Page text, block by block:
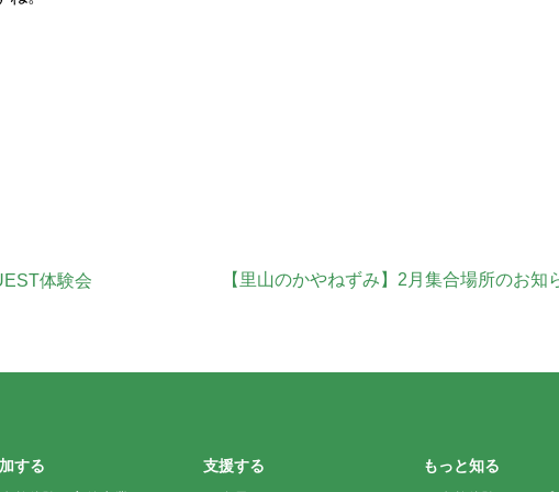
体験会 【里山のかやねずみ】2月集合場所のお知
する 支援する もっと知る